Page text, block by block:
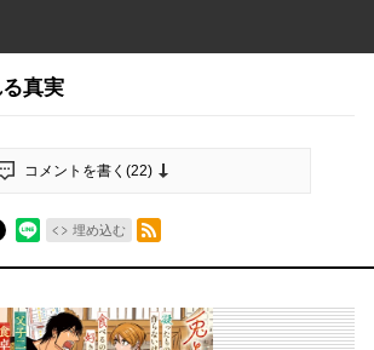
真実
コメントを書く(22)
埋め込む
RSSフィード